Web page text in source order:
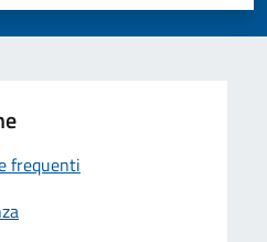
frequenti